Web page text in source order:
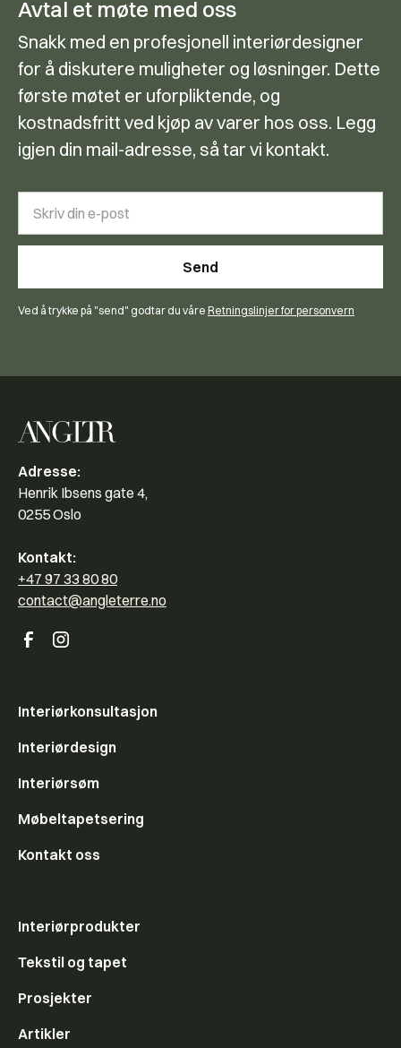
Avtal et møte med oss
Snakk med en profesjonell interiørdesigner
for å diskutere muligheter og løsninger. Dette
første møtet er uforpliktende, og
kostnadsfritt ved kjøp av varer hos oss. Legg
igjen din mail-adresse, så tar vi kontakt.
Ved å trykke på "send" godtar du våre Retningslinjer for personvern
Adresse:
Henrik Ibsens gate 4,
0255 Oslo
Kontakt:
+47 97 33 80 80
contact@angleterre.no
Interiørkonsultasjon
Interiørdesign
Interiørsøm
Møbeltapetsering
Kontakt oss
Interiørprodukter
Tekstil og tapet
Prosjekter
Artikler